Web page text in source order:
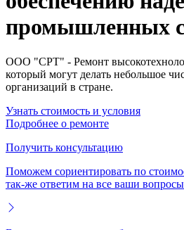
промышленных
ООО "СРТ" - Ремонт
который могут делать небольшое
организаций в стране.
Узнать стоимость и условия
Подробнее о ремонте
Получить консультацию
Поможем сориентировать по
так-же ответим на все ваши